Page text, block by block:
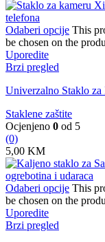
Odaberi opcije This
be chosen on the
Uporedite
Brzi pregled
Univerzalno Staklo za
Staklene zaštite
Ocjenjeno 0 od 5
(0)
5,00 KM
Odaberi opcije This
be chosen on the
Uporedite
Brzi pregled